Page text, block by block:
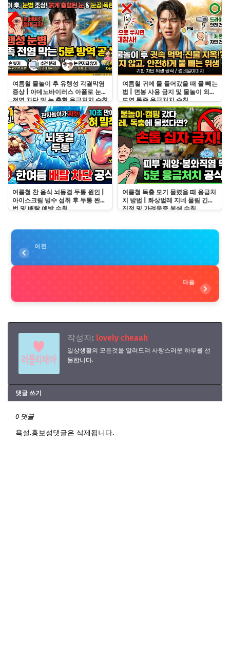
여름철 물놀이 후 유행성 각결막염
증상 | 아데노바이러스 아폴로 눈병
전염 차단 및 눈 충혈 응급처치 수칙
여름철 귀에 물 들어갔을 때 물 빼는
법 | 면봉 사용 금지 및 물놀이 외이
도염 통증 응급처치 수칙
여름철 찬 음식 뇌동결 두통 원인 |
아이스크림 빙수 섭취 후 두통 완화
법 및 배탈 예방 수칙
여름철 독충 모기 물렸을 때 응급처
치 방법 | 화상벌레 지네 물림 긴급
진정 및 가려움증 봉쇄 수칙
이전
다음
작성자: lovely cheaah
일상생활의 모든것을 알려드려 사랑스러운 하루를 선
물합니다.
댓글 쓰기
0 댓글
욕설.홍보성댓글은 삭제됩니다.